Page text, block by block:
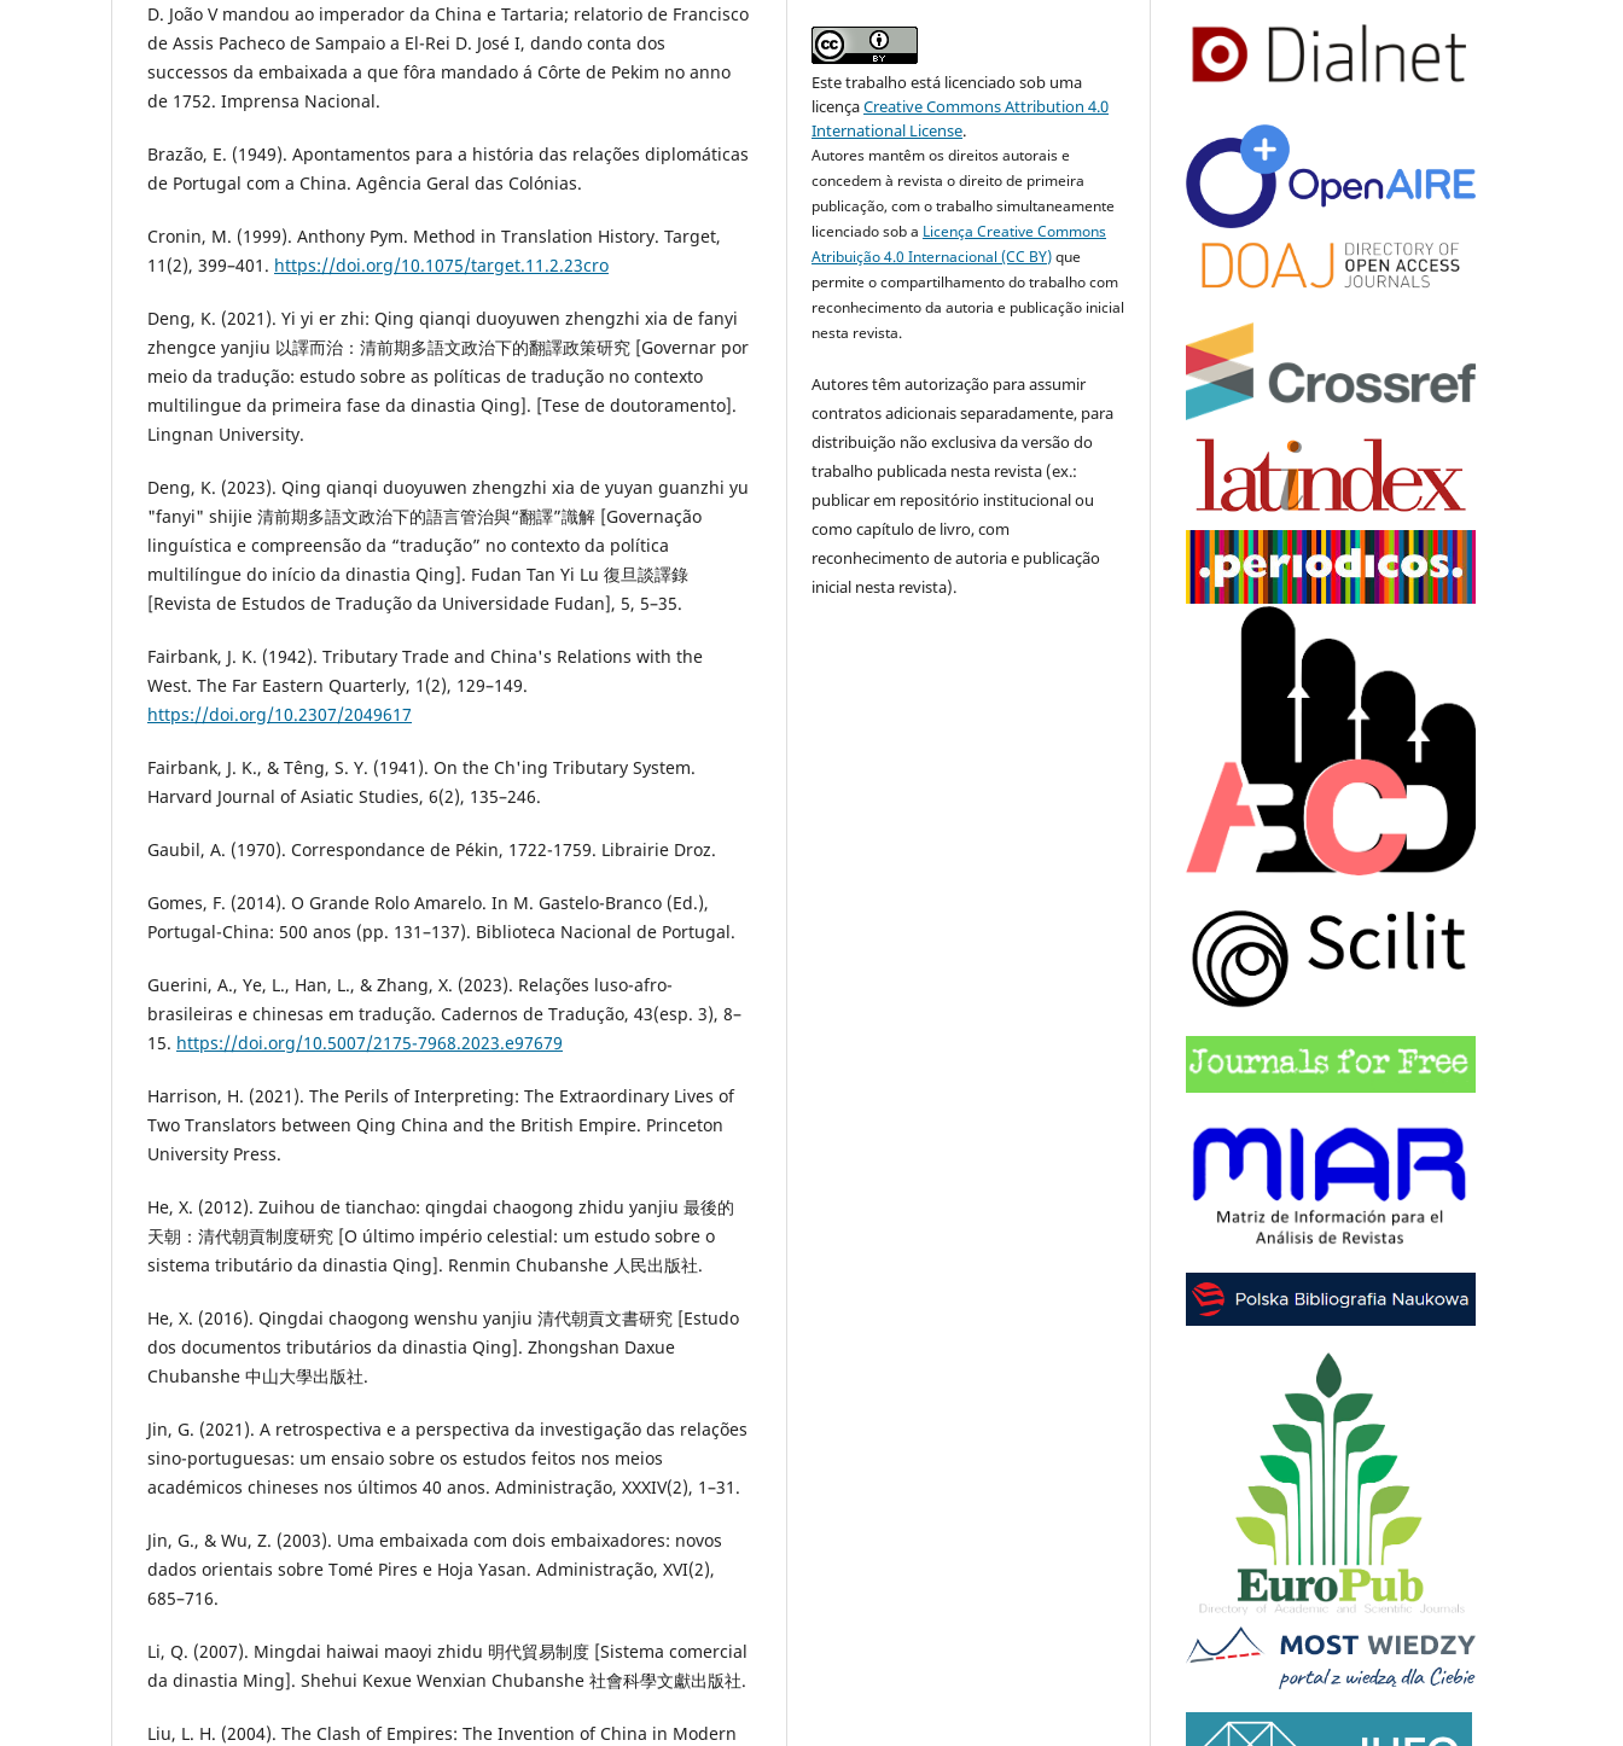
D. João V mandou ao imperador da China e Tartaria; relatorio de Francisco
de Assis Pacheco de Sampaio a El-Rei D. José I, dando conta dos
successos da embaixada a que fôra mandado á Côrte de Pekim no anno
de 1752. Imprensa Nacional.
Brazão, E. (1949). Apontamentos para a história das relações diplomáticas
de Portugal com a China. Agência Geral das Colónias.
Cronin, M. (1999). Anthony Pym. Method in Translation History. Target,
11(2), 399–401. https://doi.org/10.1075/target.11.2.23cro
Deng, K. (2021). Yi yi er zhi: Qing qianqi duoyuwen zhengzhi xia de fanyi
zhengce yanjiu 以譯而治：清前期多語文政治下的翻譯政策研究 [Governar por
meio da tradução: estudo sobre as políticas de tradução no contexto
multilingue da primeira fase da dinastia Qing]. [Tese de doutoramento].
Lingnan University.
Deng, K. (2023). Qing qianqi duoyuwen zhengzhi xia de yuyan guanzhi yu
"fanyi" shijie 清前期多語文政治下的語言管治與“翻譯”識解 [Governação
linguística e compreensão da “tradução” no contexto da política
multilíngue do início da dinastia Qing]. Fudan Tan Yi Lu 復旦談譯錄
[Revista de Estudos de Tradução da Universidade Fudan], 5, 5–35.
Fairbank, J. K. (1942). Tributary Trade and China's Relations with the
West. The Far Eastern Quarterly, 1(2), 129–149.
https://doi.org/10.2307/2049617
Fairbank, J. K., & Têng, S. Y. (1941). On the Ch'ing Tributary System.
Harvard Journal of Asiatic Studies, 6(2), 135–246.
Gaubil, A. (1970). Correspondance de Pékin, 1722-1759. Librairie Droz.
Gomes, F. (2014). O Grande Rolo Amarelo. In M. Gastelo-Branco (Ed.),
Portugal-China: 500 anos (pp. 131–137). Biblioteca Nacional de Portugal.
Guerini, A., Ye, L., Han, L., & Zhang, X. (2023). Relações luso-afro-
brasileiras e chinesas em tradução. Cadernos de Tradução, 43(esp. 3), 8–
15. https://doi.org/10.5007/2175-7968.2023.e97679
Harrison, H. (2021). The Perils of Interpreting: The Extraordinary Lives of
Two Translators between Qing China and the British Empire. Princeton
University Press.
He, X. (2012). Zuihou de tianchao: qingdai chaogong zhidu yanjiu 最後的
天朝：清代朝貢制度研究 [O último império celestial: um estudo sobre o
sistema tributário da dinastia Qing]. Renmin Chubanshe 人民出版社.
He, X. (2016). Qingdai chaogong wenshu yanjiu 清代朝貢文書研究 [Estudo
dos documentos tributários da dinastia Qing]. Zhongshan Daxue
Chubanshe 中山大學出版社.
Jin, G. (2021). A retrospectiva e a perspectiva da investigação das relações
sino-portuguesas: um ensaio sobre os estudos feitos nos meios
académicos chineses nos últimos 40 anos. Administração, XXXIV(2), 1–31.
Jin, G., & Wu, Z. (2003). Uma embaixada com dois embaixadores: novos
dados orientais sobre Tomé Pires e Hoja Yasan. Administração, XVI(2),
685–716.
Li, Q. (2007). Mingdai haiwai maoyi zhidu 明代貿易制度 [Sistema comercial
da dinastia Ming]. Shehui Kexue Wenxian Chubanshe 社會科學文獻出版社.
Liu, L. H. (2004). The Clash of Empires: The Invention of China in Modern
Este trabalho está licenciado sob uma
licençaCreative Commons Attribution 4.0
International License.
Autores mantêm os direitos autorais e
concedem à revista o direito de primeira
publicação, com o trabalho simultaneamente
licenciado sob a Licença Creative Commons
Atribuição 4.0 Internacional (CC BY)que
permite o compartilhamento do trabalho com
reconhecimento da autoria e publicação inicial
nesta revista.
Autores têm autorização para assumir
contratos adicionais separadamente, para
distribuição não exclusiva da versão do
trabalho publicada nesta revista (ex.:
publicar em repositório institucional ou
como capítulo de livro, com
reconhecimento de autoria e publicação
inicial nesta revista).